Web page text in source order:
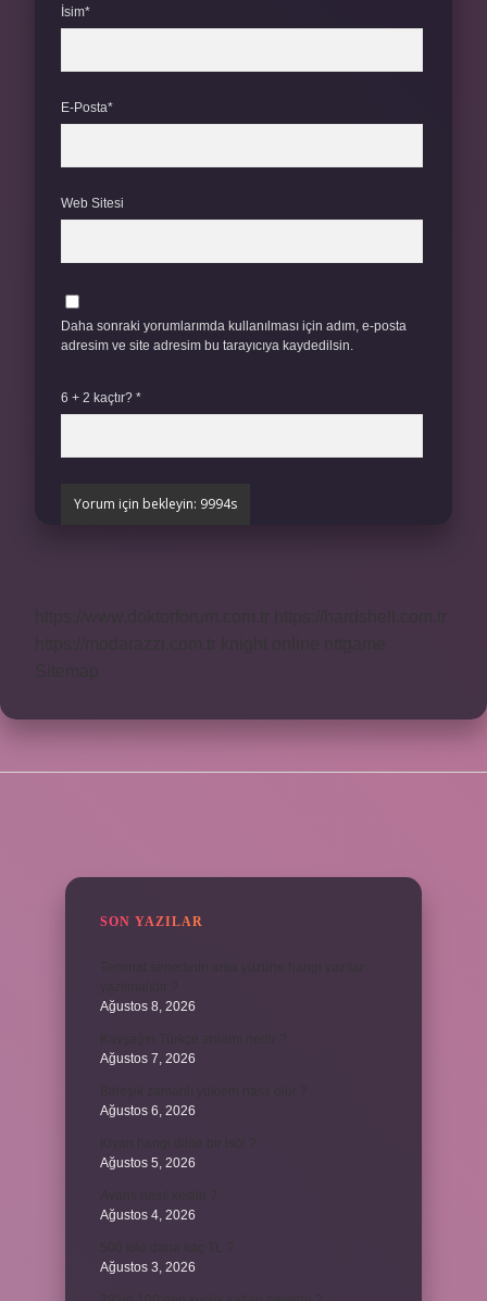
İsim*
E-Posta*
Web Sitesi
Daha sonraki yorumlarımda kullanılması için adım, e-posta
adresim ve site adresim bu tarayıcıya kaydedilsin.
6 + 2 kaçtır? *
SON YAZILAR
Ağustos 8, 2026
Ağustos 7, 2026
Ağustos 6, 2026
Ağustos 5, 2026
Ağustos 4, 2026
Ağustos 3, 2026